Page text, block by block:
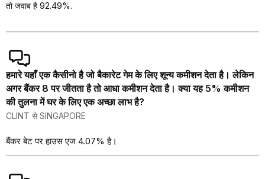
तो जवाब है 92.49%.
हमारे यहाँ एक कैसीनो है जो बैकारेट गेम के लिए शून्य कमीशन देता है। लेकिन
अगर बैंकर 8 पर जीतता है तो आधा कमीशन देता है। क्या यह 5% कमीशन
की तुलना में घर के लिए एक अच्छा लाभ है?
CLINT से SINGAPORE
बैंकर बेट पर हाउस एज 4.07% है।